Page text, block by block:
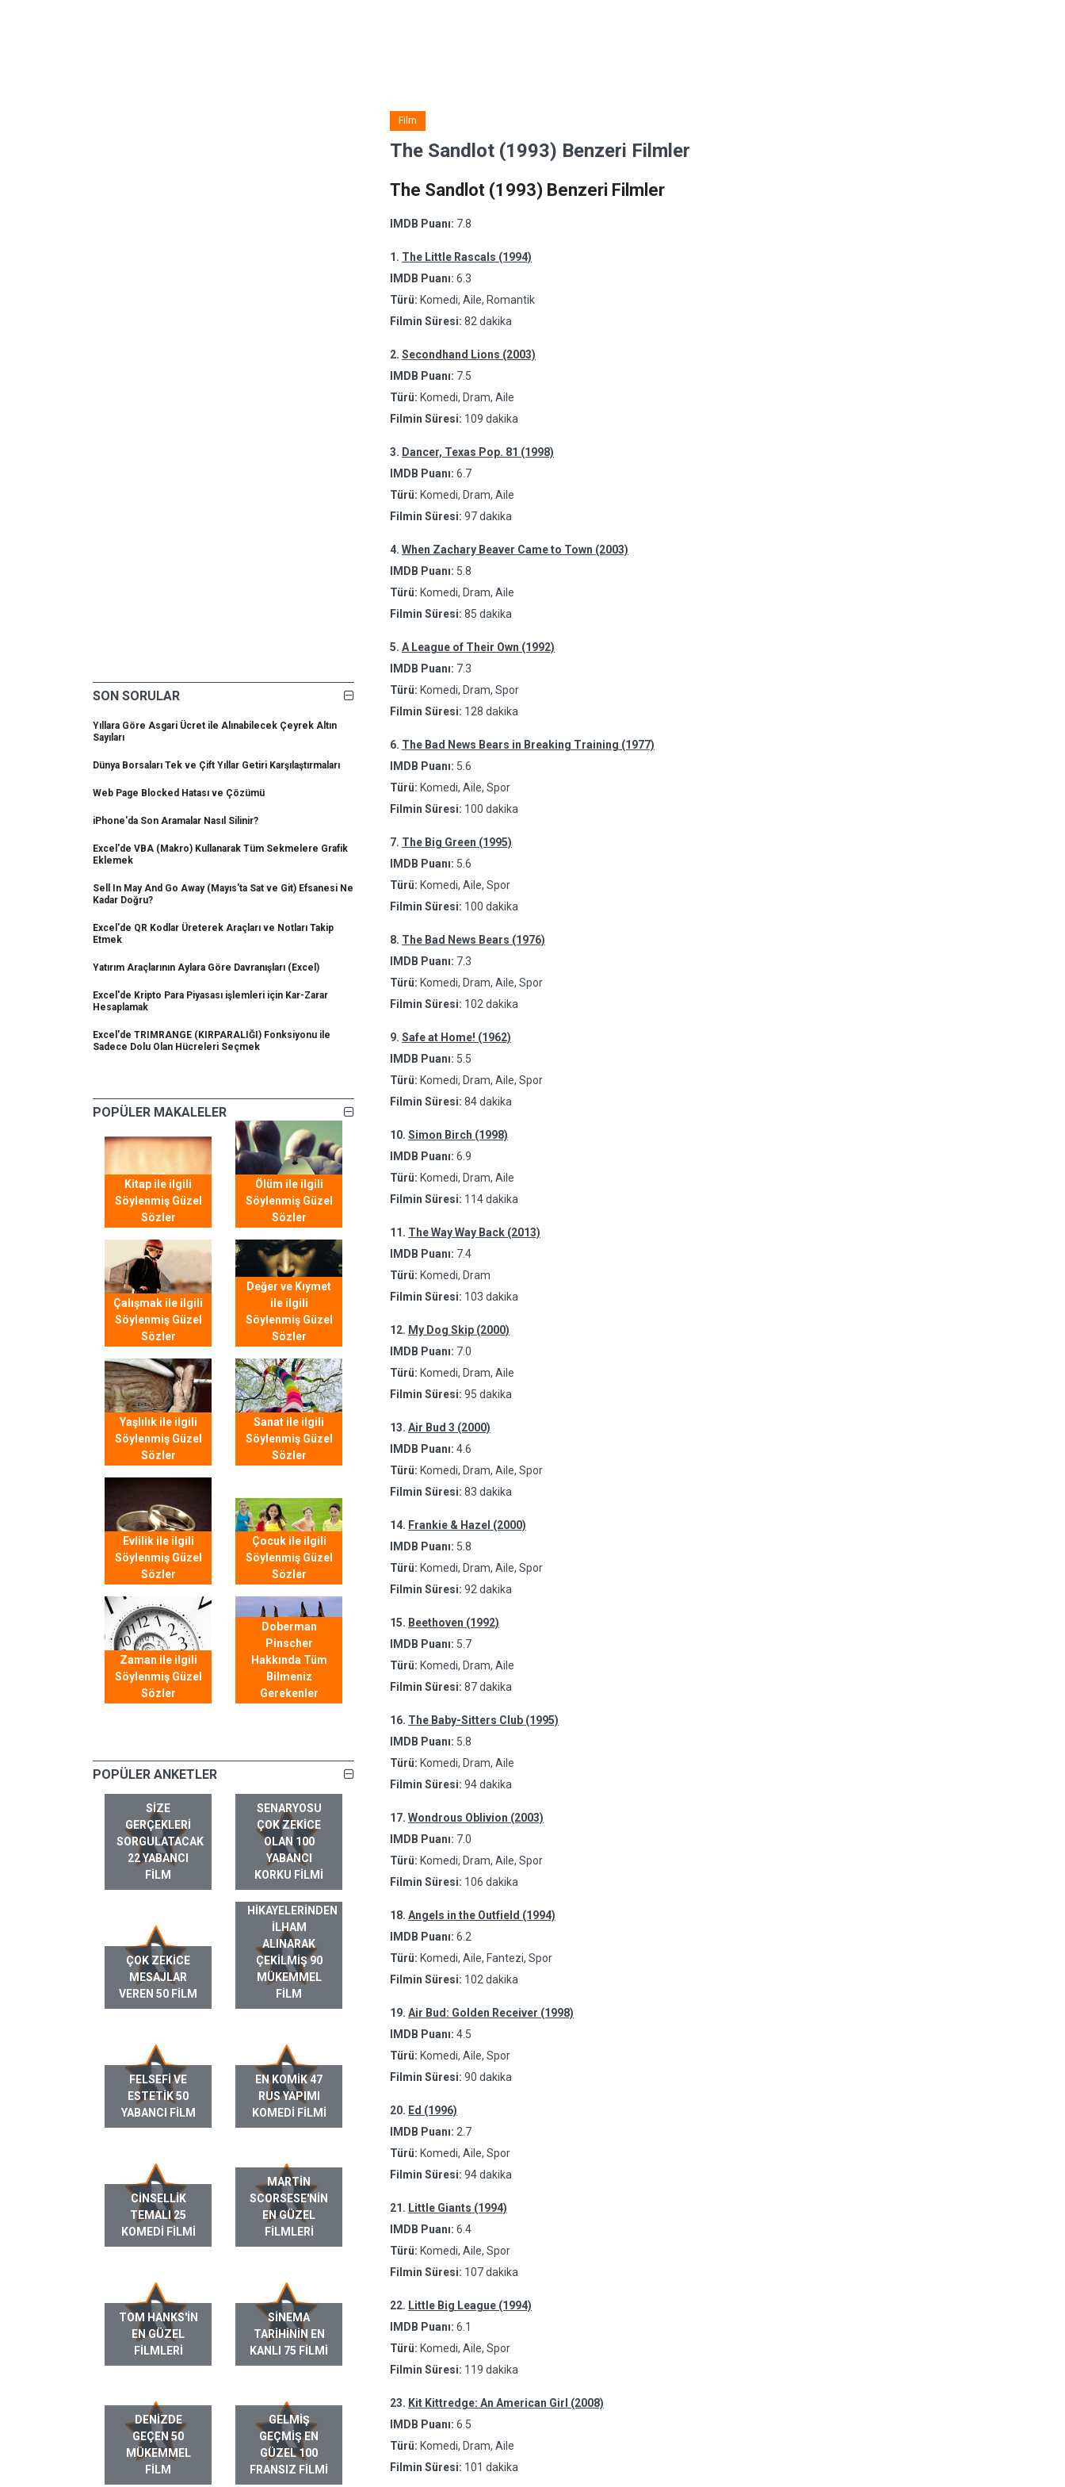
SON SORULAR
Yıllara Göre Asgari Ücret ile Alınabilecek Çeyrek Altın
Sayıları
Dünya Borsaları Tek ve Çift Yıllar Getiri Karşılaştırmaları
Web Page Blocked Hatası ve Çözümü
iPhone'da Son Aramalar Nasıl Silinir?
Excel'de VBA (Makro) Kullanarak Tüm Sekmelere Grafik
Eklemek
Sell In May And Go Away (Mayıs'ta Sat ve Git) Efsanesi Ne
Kadar Doğru?
Excel'de QR Kodlar Üreterek Araçları ve Notları Takip
Etmek
Yatırım Araçlarının Aylara Göre Davranışları (Excel)
Excel'de Kripto Para Piyasası işlemleri için Kar-Zarar
Hesaplamak
Excel'de TRIMRANGE (KIRPARALIĞI) Fonksiyonu ile
Sadece Dolu Olan Hücreleri Seçmek
POPÜLER MAKALELER
Kitap ile ilgili
Söylenmiş Güzel
Sözler
Ölüm ile ilgili
Söylenmiş Güzel
Sözler
Çalışmak ile ilgili
Söylenmiş Güzel
Sözler
Değer ve Kıymet
ile ilgili
Söylenmiş Güzel
Sözler
Yaşlılık ile ilgili
Söylenmiş Güzel
Sözler
Sanat ile ilgili
Söylenmiş Güzel
Sözler
Evlilik ile ilgili
Söylenmiş Güzel
Sözler
Çocuk ile ilgili
Söylenmiş Güzel
Sözler
Zaman ile ilgili
Söylenmiş Güzel
Sözler
Doberman
Pinscher
Hakkında Tüm
Bilmeniz
Gerekenler
POPÜLER ANKETLER
SIZE
GERÇEKLERI
SORGULATACAK
22 YABANCI
FILM
SENARYOSU
ÇOK ZEKICE
OLAN 100
YABANCI
KORKU FILMI
ÇOK ZEKICE
MESAJLAR
VEREN 50 FILM
GERÇEK HAYAT
HIKAYELERINDEN
ILHAM
ALINARAK
ÇEKILMIŞ 90
MÜKEMMEL
FILM
FELSEFI VE
ESTETIK 50
YABANCI FILM
EN KOMIK 47
RUS YAPIMI
KOMEDI FILMI
CINSELLIK
TEMALI 25
KOMEDI FILMI
MARTIN
SCORSESE'NIN
EN GÜZEL
FILMLERI
TOM HANKS'IN
EN GÜZEL
FILMLERI
SINEMA
TARIHININ EN
KANLI 75 FILMI
DENIZDE
GEÇEN 50
MÜKEMMEL
FILM
GELMIŞ
GEÇMIŞ EN
GÜZEL 100
FRANSIZ FILMI
Film
The Sandlot (1993) Benzeri Filmler
The Sandlot (1993) Benzeri Filmler
IMDB Puanı: 7.8
1. The Little Rascals (1994)
IMDB Puanı: 6.3
Türü: Komedi, Aile, Romantik
Filmin Süresi: 82 dakika
2. Secondhand Lions (2003)
IMDB Puanı: 7.5
Türü: Komedi, Dram, Aile
Filmin Süresi: 109 dakika
3. Dancer, Texas Pop. 81 (1998)
IMDB Puanı: 6.7
Türü: Komedi, Dram, Aile
Filmin Süresi: 97 dakika
4. When Zachary Beaver Came to Town (2003)
IMDB Puanı: 5.8
Türü: Komedi, Dram, Aile
Filmin Süresi: 85 dakika
5. A League of Their Own (1992)
IMDB Puanı: 7.3
Türü: Komedi, Dram, Spor
Filmin Süresi: 128 dakika
6. The Bad News Bears in Breaking Training (1977)
IMDB Puanı: 5.6
Türü: Komedi, Aile, Spor
Filmin Süresi: 100 dakika
7. The Big Green (1995)
IMDB Puanı: 5.6
Türü: Komedi, Aile, Spor
Filmin Süresi: 100 dakika
8. The Bad News Bears (1976)
IMDB Puanı: 7.3
Türü: Komedi, Dram, Aile, Spor
Filmin Süresi: 102 dakika
9. Safe at Home! (1962)
IMDB Puanı: 5.5
Türü: Komedi, Dram, Aile, Spor
Filmin Süresi: 84 dakika
10. Simon Birch (1998)
IMDB Puanı: 6.9
Türü: Komedi, Dram, Aile
Filmin Süresi: 114 dakika
11. The Way Way Back (2013)
IMDB Puanı: 7.4
Türü: Komedi, Dram
Filmin Süresi: 103 dakika
12. My Dog Skip (2000)
IMDB Puanı: 7.0
Türü: Komedi, Dram, Aile
Filmin Süresi: 95 dakika
13. Air Bud 3 (2000)
IMDB Puanı: 4.6
Türü: Komedi, Dram, Aile, Spor
Filmin Süresi: 83 dakika
14. Frankie & Hazel (2000)
IMDB Puanı: 5.8
Türü: Komedi, Dram, Aile, Spor
Filmin Süresi: 92 dakika
15. Beethoven (1992)
IMDB Puanı: 5.7
Türü: Komedi, Dram, Aile
Filmin Süresi: 87 dakika
16. The Baby-Sitters Club (1995)
IMDB Puanı: 5.8
Türü: Komedi, Dram, Aile
Filmin Süresi: 94 dakika
17. Wondrous Oblivion (2003)
IMDB Puanı: 7.0
Türü: Komedi, Dram, Aile, Spor
Filmin Süresi: 106 dakika
18. Angels in the Outfield (1994)
IMDB Puanı: 6.2
Türü: Komedi, Aile, Fantezi, Spor
Filmin Süresi: 102 dakika
19. Air Bud: Golden Receiver (1998)
IMDB Puanı: 4.5
Türü: Komedi, Aile, Spor
Filmin Süresi: 90 dakika
20. Ed (1996)
IMDB Puanı: 2.7
Türü: Komedi, Aile, Spor
Filmin Süresi: 94 dakika
21. Little Giants (1994)
IMDB Puanı: 6.4
Türü: Komedi, Aile, Spor
Filmin Süresi: 107 dakika
22. Little Big League (1994)
IMDB Puanı: 6.1
Türü: Komedi, Aile, Spor
Filmin Süresi: 119 dakika
23. Kit Kittredge: An American Girl (2008)
IMDB Puanı: 6.5
Türü: Komedi, Dram, Aile
Filmin Süresi: 101 dakika